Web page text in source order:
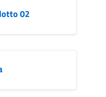
02